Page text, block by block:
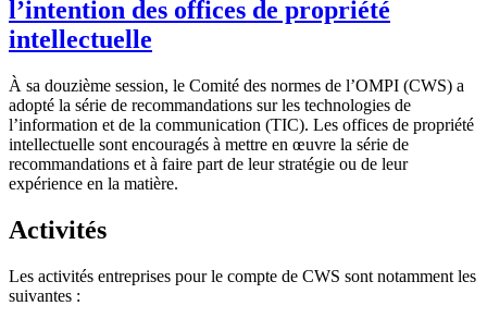
l’intention des offices de propriété
intellectuelle
À sa douzième session, le Comité des normes de l’OMPI (CWS) a
adopté la série de recommandations sur les technologies de
l’information et de la communication (TIC). Les offices de propriété
intellectuelle sont encouragés à mettre en œuvre la série de
recommandations et à faire part de leur stratégie ou de leur
expérience en la matière.
Activités
Les activités entreprises pour le compte de CWS sont notamment les
suivantes :